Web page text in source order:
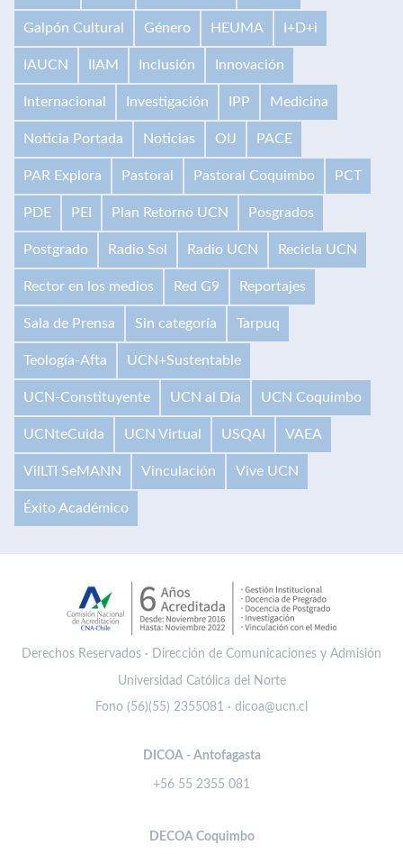
Galpón Cultural Género HEUMA I+D+i
IAUCN IIAM Inclusión Innovación
Internacional Investigación IPP Medicina
Noticia Portada Noticias OIJ PACE
PAR Explora Pastoral Pastoral Coquimbo PCT
PDE PEI Plan Retorno UCN Posgrados
Postgrado Radio Sol Radio UCN Recicla UCN
Rector en los medios Red G9 Reportajes
Sala de Prensa Sin categoría Tarpuq
Teología-Afta UCN+Sustentable
UCN-Constituyente UCN al Día UCN Coquimbo
UCNteCuida UCN Virtual USQAI VAEA
VilLTI SeMANN Vinculación Vive UCN
Éxito Académico
Derechos Reservados · Dirección de Comunicaciones y Admisión
Universidad Católica del Norte
Fono (56)(55) 2355081 · dicoa@ucn.cl
DICOA - Antofagasta
+56 55 2355 081
DECOA Coquimbo